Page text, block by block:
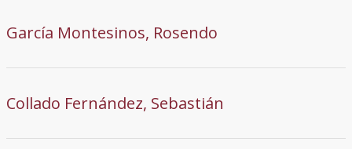
García Montesinos, Rosendo
Collado Fernández, Sebastián